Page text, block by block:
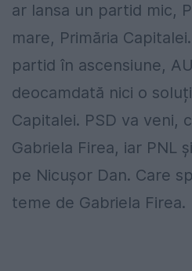
ar lansa un partid mic,
mare, Primăria
partid în ascensiune,
deocamdată nici o
Capitalei. PSD va veni,
Gabriela Firea, iar PNL
pe Nicușor Dan. Care
teme de Gabriela Firea.